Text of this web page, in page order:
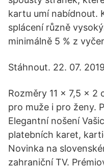
kartu umí nabídnout.
splácení různě
minimálně 5 % z
Stáhnout. 22. 07.
Rozměry 11 x 7,5 x 2
pro muže i pro ženy.
Elegantní nošení
platebních karet,
Novinka na
zahraniční TV.